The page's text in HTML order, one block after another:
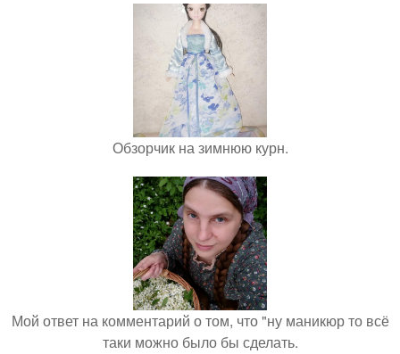
Обзорчик на зимнюю курн.
Мой ответ на комментарий о том, что "ну маникюр то всё
таки можно было бы сделать.